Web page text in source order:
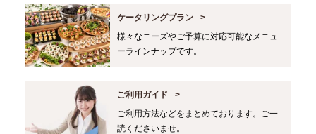
ケータリングプラン
様々なニーズやご予算に対応可能なメニュ
ーラインナップです。
ご利用ガイド
ご利用方法などをまとめております。ご一
読くださいませ。